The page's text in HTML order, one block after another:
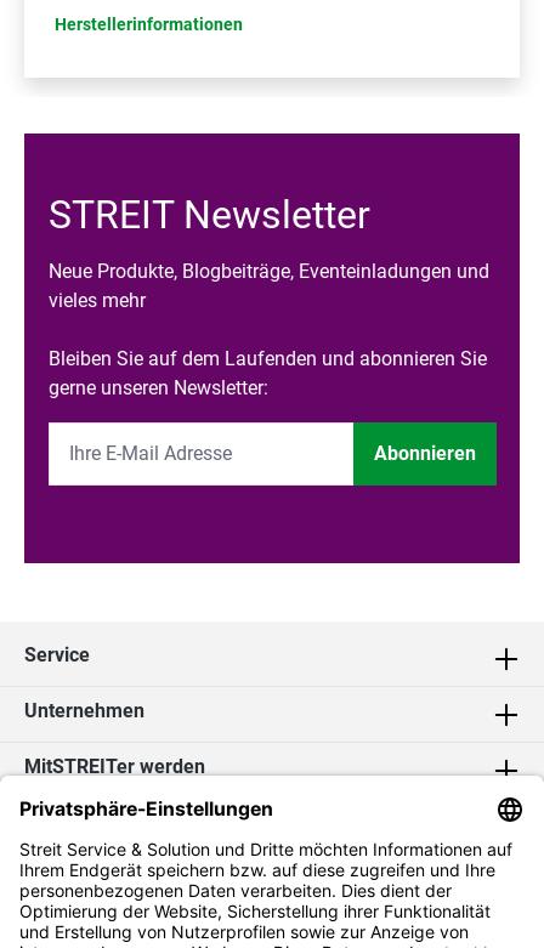
Herstellerinformationen
STREIT Newsletter
Neue Produkte, Blogbeiträge, Eventeinladungen und
vieles mehr
Bleiben Sie auf dem Laufenden und abonnieren Sie
gerne unseren Newsletter:
Abonnieren
Service
Unternehmen
MitSTREITer werden
Kontakt
Social Media